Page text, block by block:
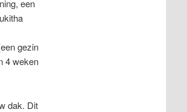
een
gezin
4 weken
dak. Dit